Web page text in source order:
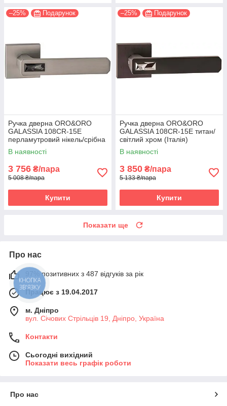
–25% Подарунок
Ручка дверна ORO&ORO
GALASSIA 108СR-15E
перламутровий нікель/срібна
ніч (Італія)
В наявності
3 756 ₴/пара
5 008 ₴/пара
Купити
–25% Подарунок
Ручка дверна ORO&ORO
GALASSIA 108СR-15E титан/
світлий хром (Італія)
В наявності
3 850 ₴/пара
5 133 ₴/пара
Купити
Показати ще
Про нас
97% позитивних з 487 відгуків за рік
Працює з 19.04.2017
м. Дніпро
вул. Січових Стрільців 19, Дніпро, Україна
Контакти
Сьогодні вихідний
Показати весь графік роботи
Про нас
КНОПКА
ЗВ'ЯЗКУ